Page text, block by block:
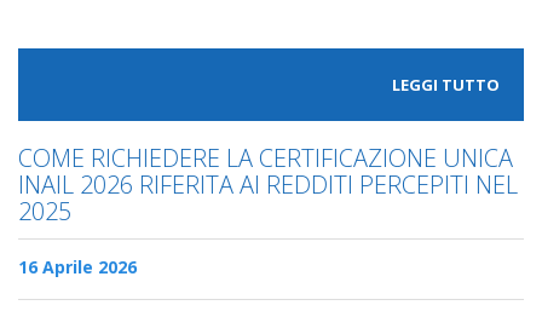
LEGGI TUTTO
COME RICHIEDERE LA CERTIFICAZIONE UNICA
INAIL 2026 RIFERITA AI REDDITI PERCEPITI NEL
2025
16 Aprile 2026